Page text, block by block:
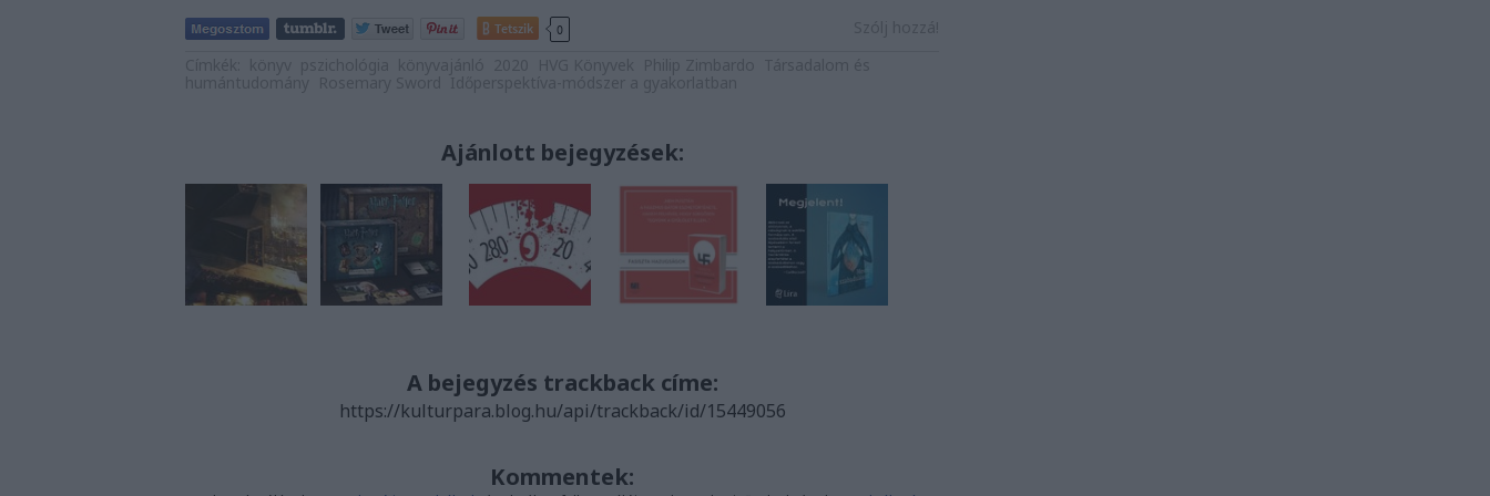
Tetszik 0
Ajánlott bejegyzések:
A bejegyzés trackback címe:
https://kulturpara.blog.hu/api/trackback/id/15449056
Kommentek: